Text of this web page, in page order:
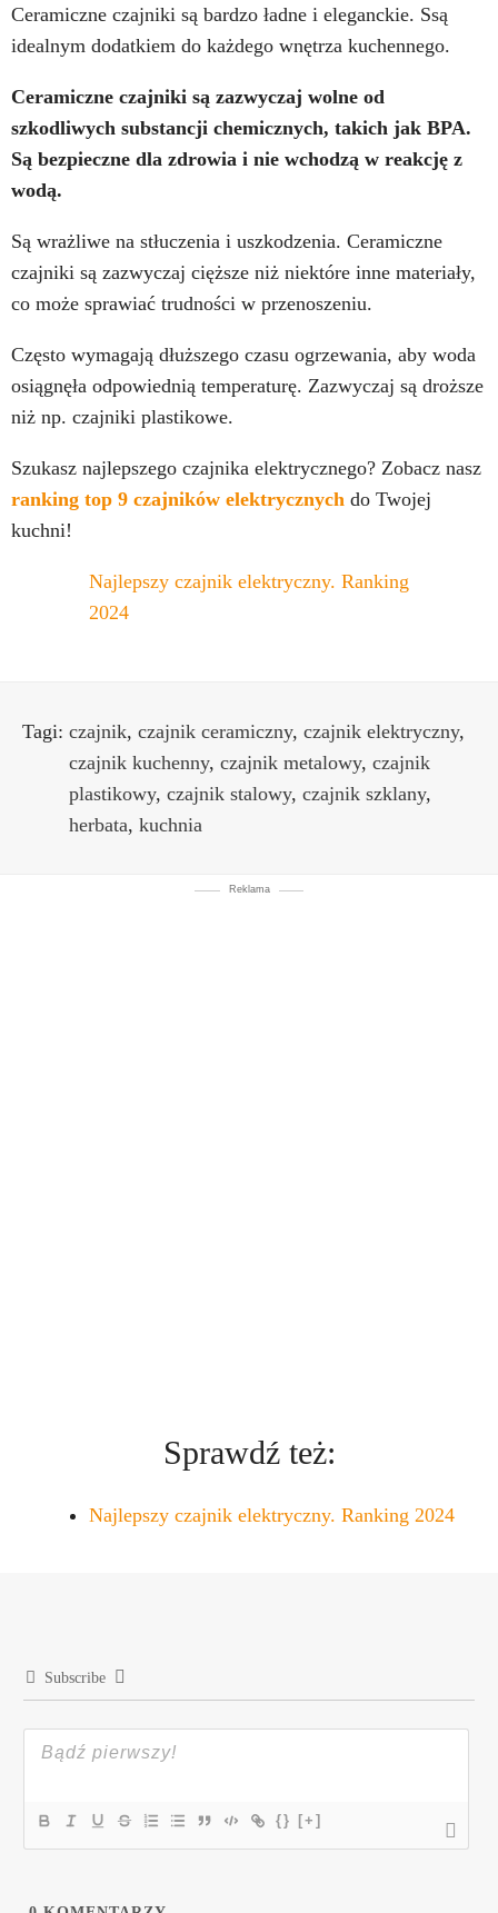
Ceramiczne czajniki są bardzo ładne i eleganckie. Ssą
idealnym dodatkiem do każdego wnętrza kuchennego.
Ceramiczne czajniki są zazwyczaj wolne od
szkodliwych substancji chemicznych, takich jak BPA.
Są bezpieczne dla zdrowia i nie wchodzą w reakcję z
wodą.
Są wrażliwe na stłuczenia i uszkodzenia. Ceramiczne
czajniki są zazwyczaj cięższe niż niektóre inne materiały,
co może sprawiać trudności w przenoszeniu.
Często wymagają dłuższego czasu ogrzewania, aby woda
osiągnęła odpowiednią temperaturę. Zazwyczaj są droższe
niż np. czajniki plastikowe.
Szukasz najlepszego czajnika elektrycznego? Zobacz nasz
ranking top 9 czajników elektrycznych do Twojej
kuchni!
Najlepszy czajnik elektryczny. Ranking
2024
Tagi: czajnik, czajnik ceramiczny, czajnik elektryczny,
czajnik kuchenny, czajnik metalowy, czajnik
plastikowy, czajnik stalowy, czajnik szklany,
herbata, kuchnia
Reklama
Sprawdź też:
Najlepszy czajnik elektryczny. Ranking 2024
Subscribe
{} [+]